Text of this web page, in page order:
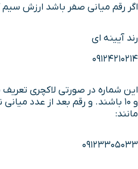
اگر رقم میانی صفر باشد ارزش
رند آیینه ای
09124210214
و 10 باشند. و رقم بعد از عدد
مانند:
09123305033